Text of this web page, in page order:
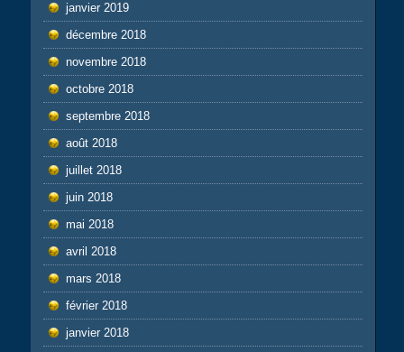
janvier 2019
décembre 2018
novembre 2018
octobre 2018
septembre 2018
août 2018
juillet 2018
juin 2018
mai 2018
avril 2018
mars 2018
février 2018
janvier 2018